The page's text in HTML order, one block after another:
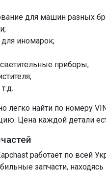
для машин разных
иномарок;
приборы;
найти по номеру
Цена каждой детали
работает по всей
запчасти,